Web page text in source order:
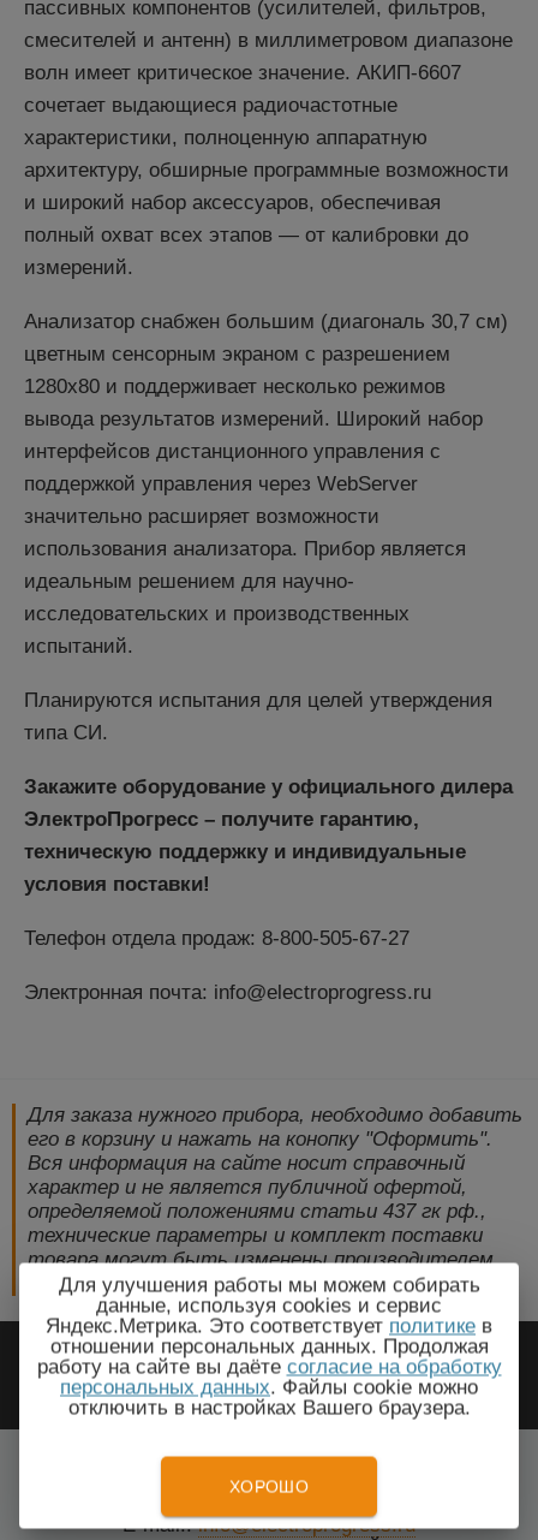
пассивных компонентов (усилителей, фильтров,
смесителей и антенн) в миллиметровом диапазоне
волн имеет критическое значение. АКИП-6607
сочетает выдающиеся радиочастотные
характеристики, полноценную аппаратную
архитектуру, обширные программные возможности
и широкий набор аксессуаров, обеспечивая
полный охват всех этапов — от калибровки до
измерений.
Анализатор снабжен большим (диагональ 30,7 см)
цветным сенсорным экраном с разрешением
1280x80 и поддерживает несколько режимов
вывода результатов измерений. Широкий набор
интерфейсов дистанционного управления с
поддержкой управления через WebServer
значительно расширяет возможности
использования анализатора. Прибор является
идеальным решением для научно-
исследовательских и производственных
испытаний.
Планируются испытания для целей утверждения
типа СИ.
Закажите оборудование у официального дилера
ЭлектроПрогресс – получите гарантию,
техническую поддержку и индивидуальные
условия поставки!
Телефон отдела продаж: 8-800-505-67-27
Электронная почта: info@electroprogress.ru
Для заказа нужного прибора, необходимо добавить
его в корзину и нажать на конопку "Оформить".
Вся информация на сайте носит справочный
характер и не является публичной офертой,
определяемой положениями статьи 437 гк рф.,
технические параметры и комплект поставки
товара могут быть изменены производителем
без предварительного уведомления!
2009-2026 © ЭлектроПрогресс -
Электротехническое оборудование
Красноярск, Красноярский край
Тел.: +7(499) 648-87-27
E-mail.:info@electroprogress.ru
Для улучшения работы мы можем собирать
данные, используя cookies и сервис
Яндекс.Метрика. Это соответствует политике в
отношении персональных данных. Продолжая
работу на сайте вы даёте согласие на обработку
персональных данных. Файлы cookie можно
отключить в настройках Вашего браузера.
ХОРОШО